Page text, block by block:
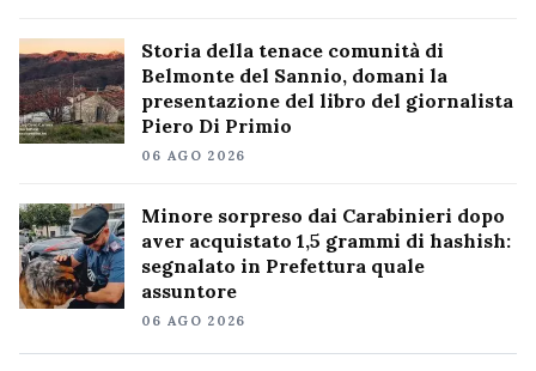
Storia della tenace comunità di
Belmonte del Sannio, domani la
presentazione del libro del giornalista
Piero Di Primio
06 AGO 2026
Minore sorpreso dai Carabinieri dopo
aver acquistato 1,5 grammi di hashish:
segnalato in Prefettura quale
assuntore
06 AGO 2026